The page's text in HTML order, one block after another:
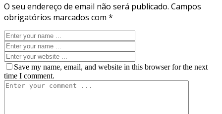
O seu endereço de email não será publicado. Campos
obrigatórios marcados com *
Save my name, email, and website in this browser for the next
time I comment.